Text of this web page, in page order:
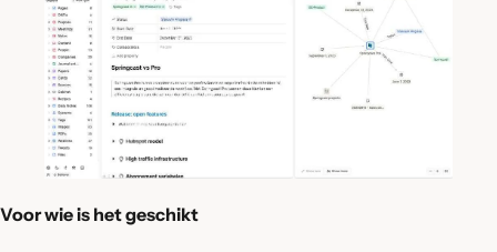
Voor wie is het geschikt